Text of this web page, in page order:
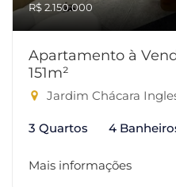
R$ 2.150.000
Apartamento à
151m²
Jardim Chácara Inglesa,
3 Quartos 4
Mais informações